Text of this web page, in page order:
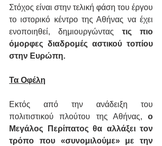
Στόχος είναι στην τελική φάση του έργου
το ιστορικό κέντρο της Αθήνας να έχει
ενοποιηθεί, δημιουργώντας τις πιο
όμορφες διαδρομές αστικού τοπίου
στην Ευρώπη.
Τα Οφέλη
Εκτός από την ανάδειξη του
πολιτιστικού πλούτου της Αθήνας, ο
Μεγάλος Περίπατος θα αλλάξει τον
τρόπο που «συνομιλούμε» με την